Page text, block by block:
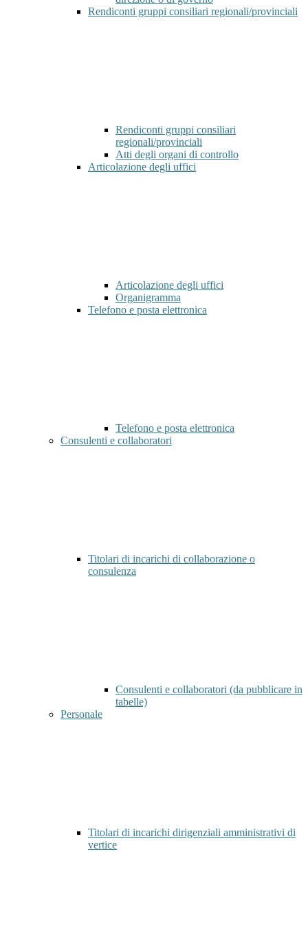
Rendiconti gruppi consiliari regionali/provinciali
Rendiconti gruppi consiliari
regionali/provinciali
Atti degli organi di controllo
Articolazione degli uffici
Articolazione degli uffici
Organigramma
Telefono e posta elettronica
Telefono e posta elettronica
Consulenti e collaboratori
Titolari di incarichi di collaborazione o
consulenza
Consulenti e collaboratori (da pubblicare in
tabelle)
Personale
Titolari di incarichi dirigenziali amministrativi di
vertice